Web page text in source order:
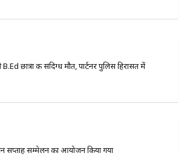
छात्रा की संदिग्ध मौत, पार्टनर पुलिस हिरासत में
सप्ताह सम्मेलन का आयोजन किया गया